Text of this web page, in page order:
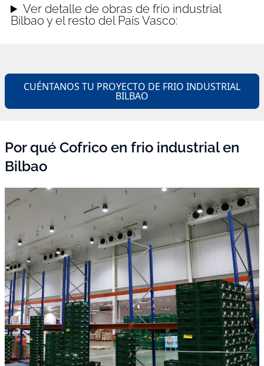
Ver detalle de obras de frio industrial
Bilbao y el resto del País Vasco:
CUÉNTANOS TU PROYECTO DE FRIO INDUSTRIAL
BILBAO
Por qué Cofrico en frio industrial en
Bilbao